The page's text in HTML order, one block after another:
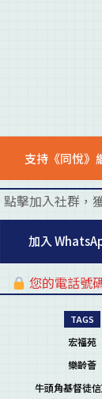
支持《同悅》
點擊加入社群，
加入
您的電話號
TAGS
宏福苑
樂齡薈
牛頭角基督徒